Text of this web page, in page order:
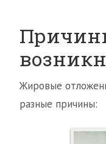
Жировые
разные причины: